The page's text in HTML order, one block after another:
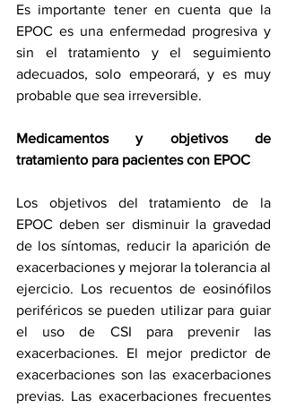
Es importante tener en cuenta que la
EPOC es una enfermedad progresiva y
sin el tratamiento y el seguimiento
adecuados, solo empeorará, y es muy
probable que sea irreversible.
Medicamentos y objetivos de
tratamiento para pacientes con EPOC
Los objetivos del tratamiento de la
EPOC deben ser disminuir la gravedad
de los síntomas, reducir la aparición de
exacerbaciones y mejorar la tolerancia al
ejercicio. Los recuentos de eosinófilos
periféricos se pueden utilizar para guiar
el uso de CSI para prevenir las
exacerbaciones. El mejor predictor de
exacerbaciones son las exacerbaciones
previas. Las exacerbaciones frecuentes